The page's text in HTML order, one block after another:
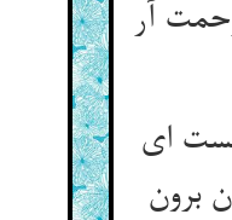
آر
ای
برون